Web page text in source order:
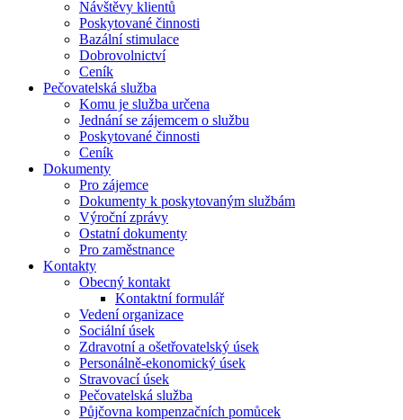
Návštěvy klientů
Poskytované činnosti
Bazální stimulace
Dobrovolnictví
Ceník
Pečovatelská služba
Komu je služba určena
Jednání se zájemcem o službu
Poskytované činnosti
Ceník
Dokumenty
Pro zájemce
Dokumenty k poskytovaným službám
Výroční zprávy
Ostatní dokumenty
Pro zaměstnance
Kontakty
Obecný kontakt
Kontaktní formulář
Vedení organizace
Sociální úsek
Zdravotní a ošetřovatelský úsek
Personálně-ekonomický úsek
Stravovací úsek
Pečovatelská služba
Půjčovna kompenzačních pomůcek